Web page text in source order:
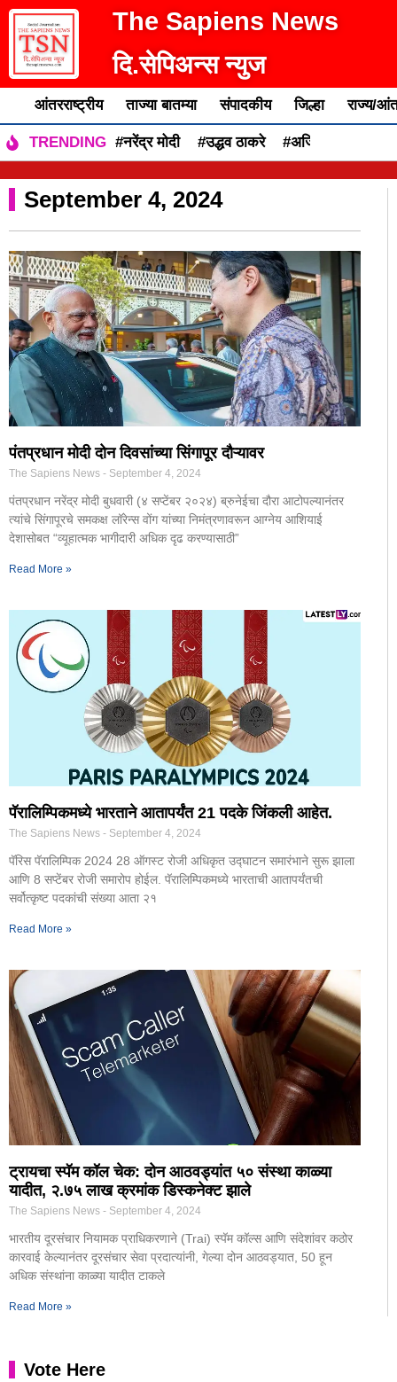
The Sapiens News
दि.सेपिअन्स न्युज
आंतरराष्ट्रीय ताज्या बातम्या संपादकीय जिल्हा राज्य/
TRENDING #नरेंद्र मोदी #उद्धव ठाकरे #अजित पवार
September 4, 2024
पंतप्रधान मोदी दोन दिवसांच्या सिंगापूर दौऱ्यावर
The Sapiens News September 4, 2024
पंतप्रधान नरेंद्र मोदी बुधवारी (४ सप्टेंबर २०२४) ब्रुनेईचा दौरा आटोपल्यानंतर
त्यांचे सिंगापूरचे समकक्ष लॉरेन्स वोंग यांच्या निमंत्रणावरून आग्नेय आशियाई
देशासोबत “व्यूहात्मक भागीदारी अधिक दृढ करण्यासाठी”
Read More »
पॅरालिम्पिकमध्ये भारताने आतापर्यंत 21 पदके जिंकली आहेत.
The Sapiens News September 4, 2024
पॅरिस पॅरालिम्पिक 2024 28 ऑगस्ट रोजी अधिकृत उद्घाटन समारंभाने सुरू झाला
आणि 8 सप्टेंबर रोजी समारोप होईल. पॅरालिम्पिकमध्ये भारताची आतापर्यंतची
सर्वोत्कृष्ट पदकांची संख्या आता २१
Read More »
ट्रायचा स्पॅम कॉल चेक: दोन आठवड्यांत ५० संस्था काळ्या
यादीत, २.७५ लाख क्रमांक डिस्कनेक्ट झाले
The Sapiens News September 4, 2024
भारतीय दूरसंचार नियामक प्राधिकरणाने (Trai) स्पॅम कॉल्स आणि संदेशांवर कठोर
कारवाई केल्यानंतर दूरसंचार सेवा प्रदात्यांनी, गेल्या दोन आठवड्यात, 50 हून
अधिक संस्थांना काळ्या यादीत टाकले
Read More »
Vote Here